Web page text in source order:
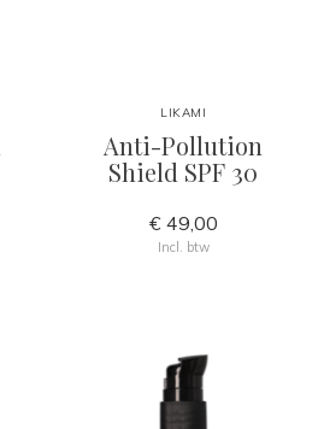
LIKAMI
Anti-Pollution
Shield SPF 30
€ 49,00
Incl. btw